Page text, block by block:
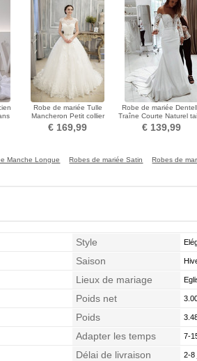
Robe de mariée Tulle
Mancheron Petit collier
circulaire Manquant
€ 169,99
Robe de mariée
Traîne Courte Naturel
Manche de T-shirt
€ 139,99
Manche Longue Robes de mariée Satin Robes de
Style
Saison
Lieux de mariage
Poids net
Poids
Adapter les temps 7-
Délai de livraison 2-8